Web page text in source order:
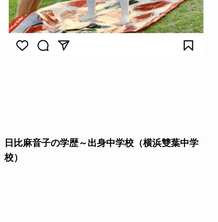
日比麻音子の学歴～出身中学校（横浜雙葉中学
校）